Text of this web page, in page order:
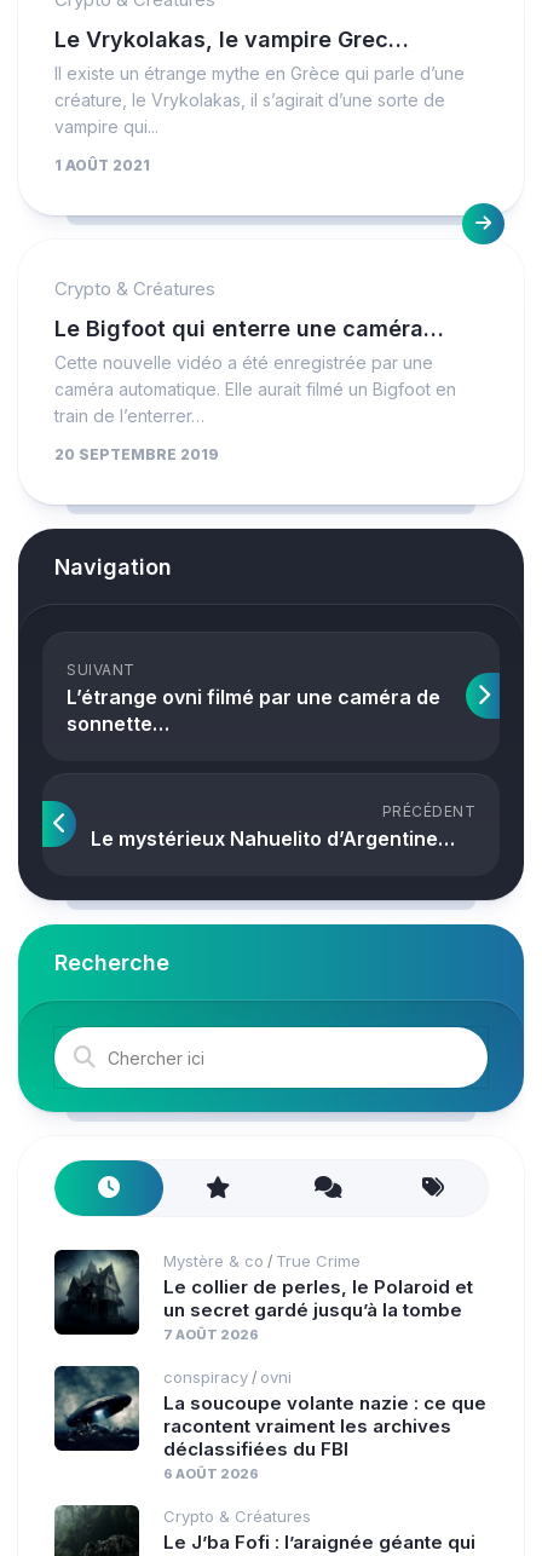
Le Vrykolakas, le vampire Grec…
Il existe un étrange mythe en Grèce qui parle d’une
créature, le Vrykolakas, il s’agirait d’une sorte de
vampire qui...
1 AOÛT 2021
Crypto & Créatures
Le Bigfoot qui enterre une caméra…
Cette nouvelle vidéo a été enregistrée par une
caméra automatique. Elle aurait filmé un Bigfoot en
train de l’enterrer…
20 SEPTEMBRE 2019
Navigation
SUIVANT
L’étrange ovni filmé par une caméra de
sonnette…
PRÉCÉDENT
Le mystérieux Nahuelito d’Argentine…
Recherche
Mystère & co / True Crime
Le collier de perles, le Polaroid et
un secret gardé jusqu’à la tombe
7 AOÛT 2026
conspiracy / ovni
La soucoupe volante nazie : ce que
racontent vraiment les archives
déclassifiées du FBI
6 AOÛT 2026
Crypto & Créatures
Le J’ba Fofi : l’araignée géante qui